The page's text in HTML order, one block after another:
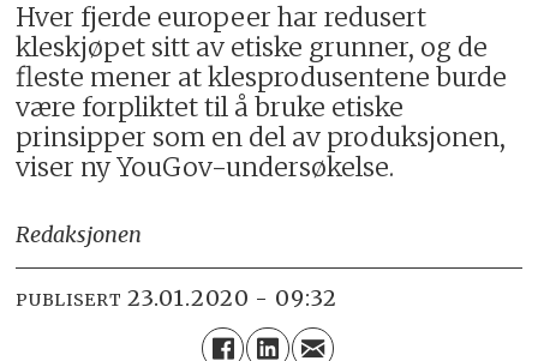
Hver fjerde europeer har redusert
kleskjøpet sitt av etiske grunner, og de
fleste mener at klesprodusentene burde
være forpliktet til å bruke etiske
prinsipper som en del av produksjonen,
viser ny YouGov-undersøkelse.
Redaksjonen
PUBLISERT 23.01.2020 - 09:32